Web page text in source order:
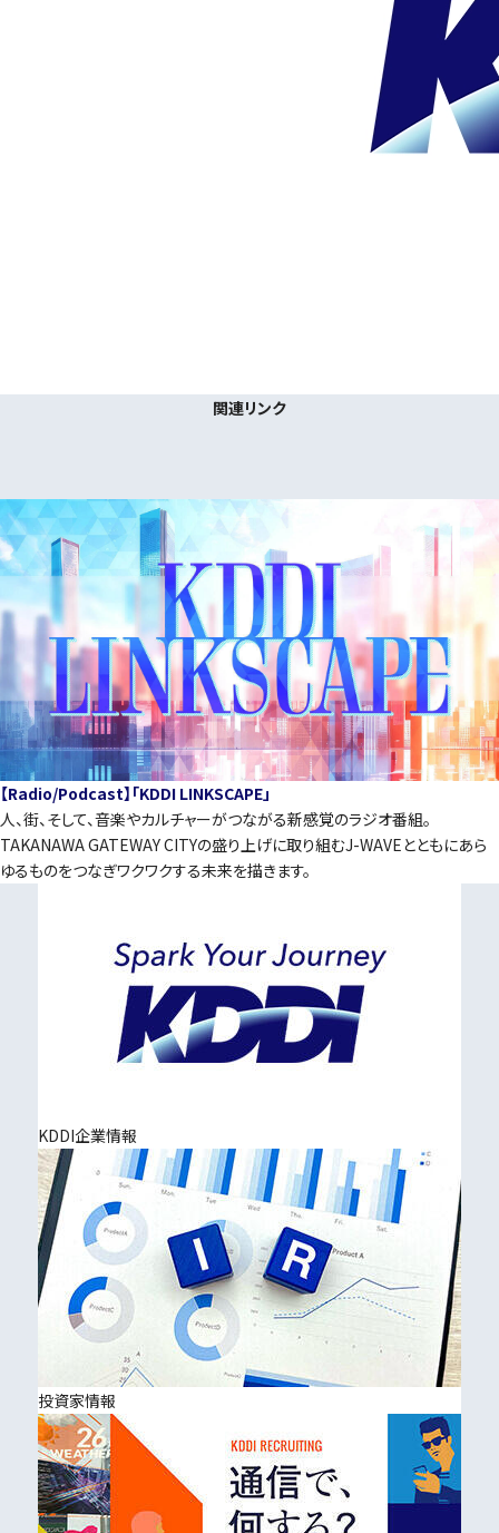
関連リンク
【Radio/Podcast】「KDDI LINKSCAPE」
人、街、そして、音楽やカルチャーがつながる新感覚のラジオ番組。
TAKANAWA GATEWAY CITYの盛り上げに取り組むJ-WAVEとともにあら
ゆるものをつなぎワクワクする未来を描きます。
KDDI企業情報
投資家情報